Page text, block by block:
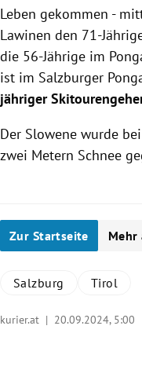
Leben gekommen -
Lawinen den 71-
die 56-Jährige im
ist im Salzburger
jähriger
Der Slowene wurde
zwei Metern Schnee
Zur Startseite Mehr
Salzburg Tirol
kurier.at | 20.09.2024, 5:00